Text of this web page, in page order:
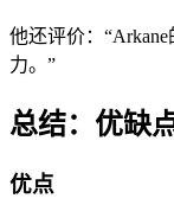
他还评价：
力。”
总结：优缺
优点